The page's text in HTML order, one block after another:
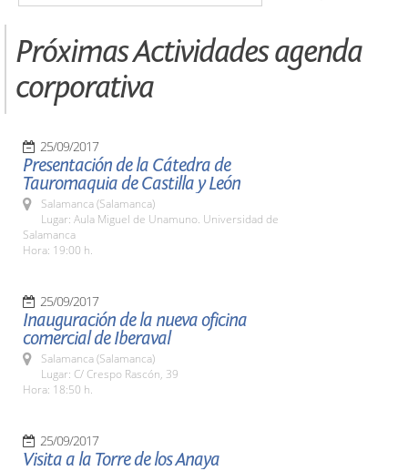
Próximas Actividades agenda
corporativa
25/09/2017
Presentación de la Cátedra de
Tauromaquia de Castilla y León
Salamanca (Salamanca)
Lugar: Aula Miguel de Unamuno. Universidad de
Salamanca
Hora: 19:00 h.
25/09/2017
Inauguración de la nueva oficina
comercial de Iberaval
Salamanca (Salamanca)
Lugar: C/ Crespo Rascón, 39
Hora: 18:50 h.
25/09/2017
Visita a la Torre de los Anaya